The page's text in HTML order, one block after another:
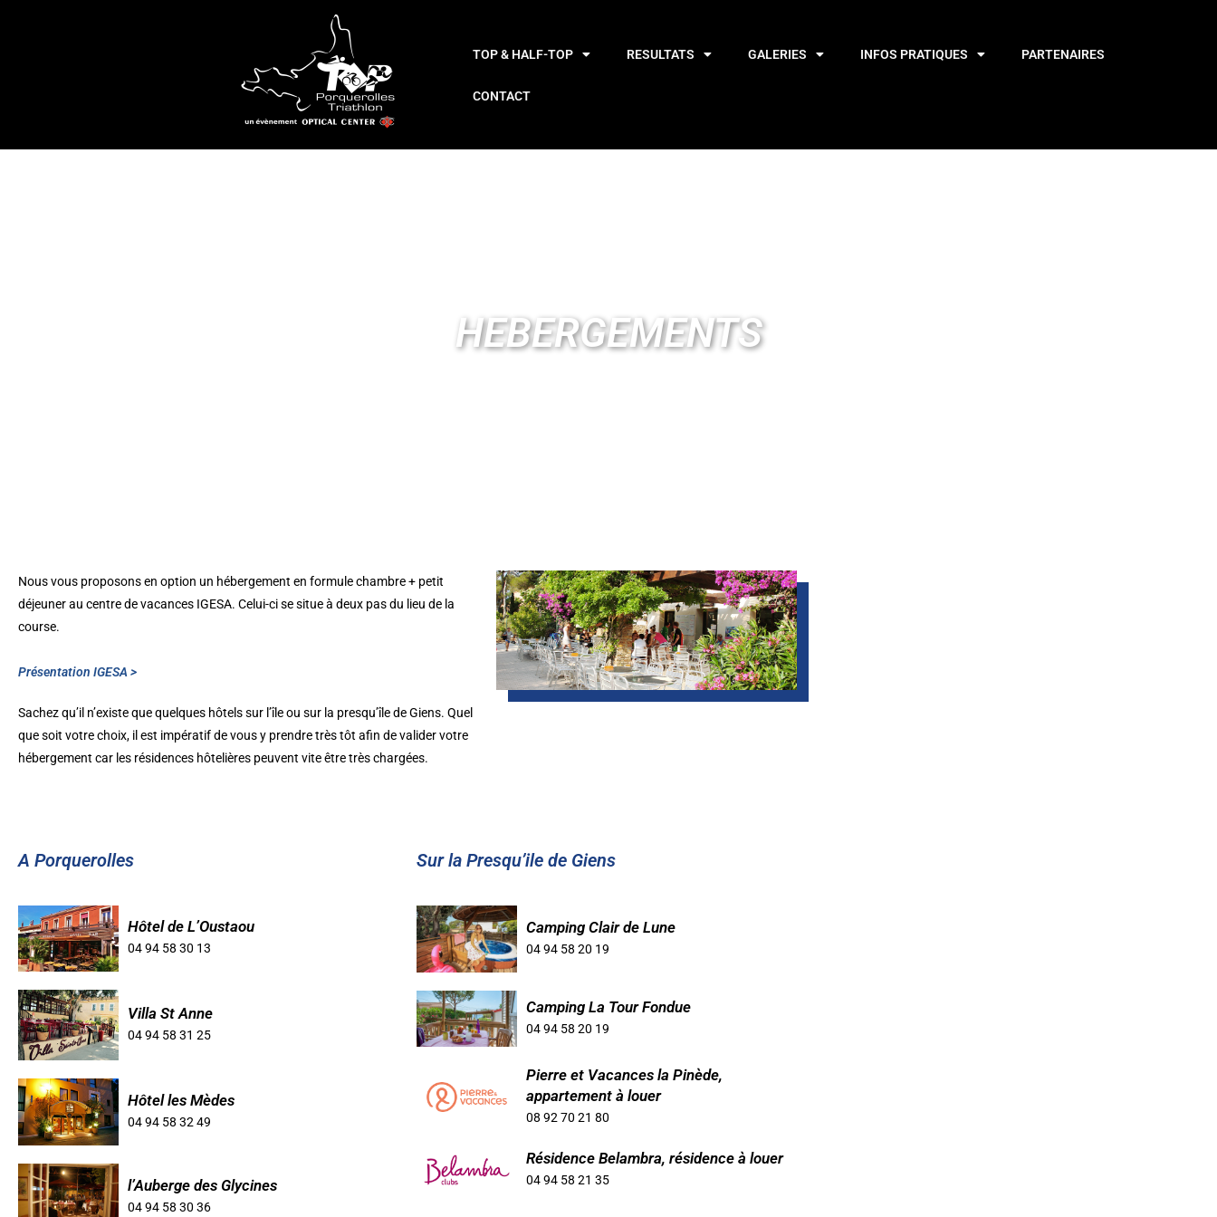
TOP & HALF-TOP RESULTATS GALERIES INFOS PRATIQUES PARTENAIRES
CONTACT
HEBERGEMENTS
Nous vous proposons en option un hébergement en formule chambre + petit
déjeuner au centre de vacances IGESA. Celui-ci se situe à deux pas du lieu de la
course.
Présentation IGESA >
Sachez qu’il n’existe que quelques hôtels sur l’île ou sur la presqu’île de Giens. Quel
que soit votre choix, il est impératif de vous y prendre très tôt afin de valider votre
hébergement car les résidences hôtelières peuvent vite être très chargées.
A Porquerolles
Hôtel de L’Oustaou
04 94 58 30 13
Villa St Anne
04 94 58 31 25
Hôtel les Mèdes
04 94 58 32 49
l’Auberge des Glycines
04 94 58 30 36
Sur la Presqu’ile de Giens
Camping Clair de Lune
04 94 58 20 19
Camping La Tour Fondue
04 94 58 20 19
Pierre et Vacances la Pinède,
appartement à louer
08 92 70 21 80
Résidence Belambra, résidence à louer
04 94 58 21 35